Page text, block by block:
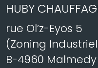
HUBY
rue Ol’z-Eyos 5
(Zoning
B-4960 Malmedy